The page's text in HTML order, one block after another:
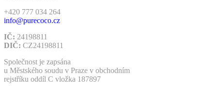
+420 777 034 264
info@purecoco.cz
IČ: 24198811
DIČ: CZ24198811
Společnost je zapsána
u Městského soudu v Praze v obchodním
rejstříku oddíl C vložka 187897